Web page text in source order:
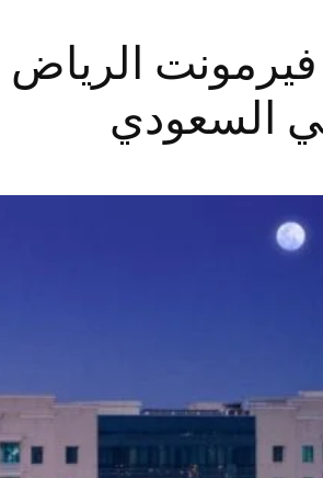
الرياض
السعودي